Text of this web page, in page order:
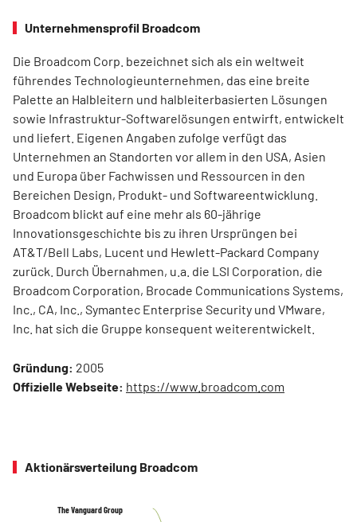
Unternehmensprofil Broadcom
Die Broadcom Corp. bezeichnet sich als ein weltweit
führendes Technologieunternehmen, das eine breite
Palette an Halbleitern und halbleiterbasierten Lösungen
sowie Infrastruktur-Softwarelösungen entwirft, entwickelt
und liefert. Eigenen Angaben zufolge verfügt das
Unternehmen an Standorten vor allem in den USA, Asien
und Europa über Fachwissen und Ressourcen in den
Bereichen Design, Produkt- und Softwareentwicklung.
Broadcom blickt auf eine mehr als 60-jährige
Innovationsgeschichte bis zu ihren Ursprüngen bei
AT&T/Bell Labs, Lucent und Hewlett-Packard Company
zurück. Durch Übernahmen, u.a. die LSI Corporation, die
Broadcom Corporation, Brocade Communications Systems,
Inc., CA, Inc., Symantec Enterprise Security und VMware,
Inc. hat sich die Gruppe konsequent weiterentwickelt.
Gründung: 2005
Offizielle Webseite: https://www.broadcom.com
Aktionärsverteilung Broadcom
The Vanguard Group
The Vanguard Group